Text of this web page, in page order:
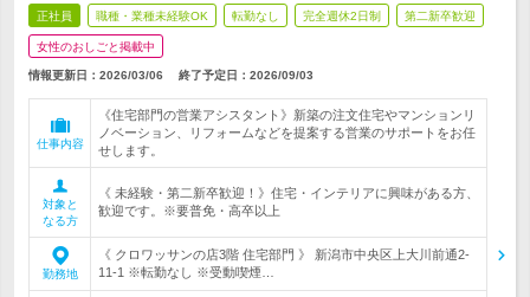
正社員 職種・業種未経験OK 転勤なし 完全週休2日制 第二新卒歓迎
女性のおしごと掲載中
情報更新日：2026/03/06 終了予定日： 2026/09/03
仕事内容
《住宅部門の営業アシスタント》新築の注文住宅やマンションリ
ノベーション、リフォームなどを提案する営業のサポートをお任
せします。
対象と
なる方
《 未経験・第二新卒歓迎！》住宅・インテリアに興味がある方、
歓迎です。※要普免・高卒以上
勤務地
《 クロワッサンの店3階 住宅部門 》 新潟市中央区上大川前通2-
11-1 ※転勤なし ※受動喫煙…